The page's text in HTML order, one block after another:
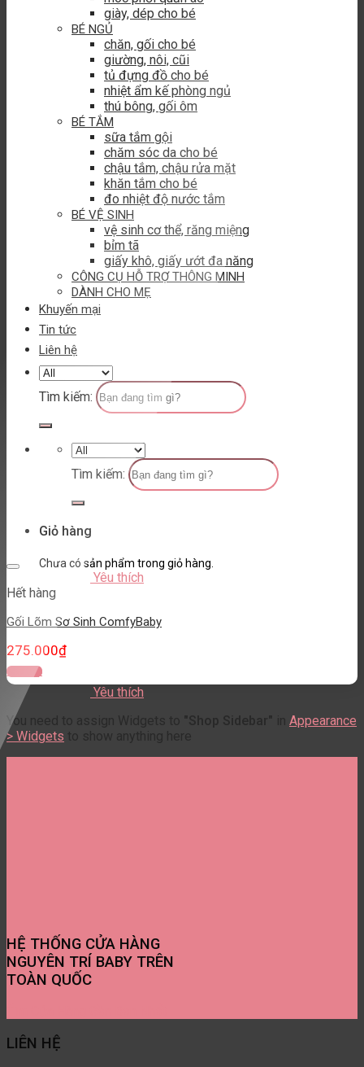
giày, dép cho bé
BÉ NGỦ
chăn, gối cho bé
giường, nôi, cũi
tủ đựng đồ cho bé
nhiệt ẩm kế phòng ngủ
thú bông, gối ôm
BÉ TẮM
sữa tắm gội
chăm sóc da cho bé
chậu tắm, chậu rửa mặt
khăn tắm cho bé
đo nhiệt độ nước tắm
BÉ VỆ SINH
vệ sinh cơ thể, răng miệng
bỉm tã
giấy khô, giấy ướt đa năng
CÔNG CỤ HỖ TRỢ THÔNG MINH
DÀNH CHO MẸ
Khuyến mại
Tin tức
Liên hệ
Tìm kiếm:
Tìm kiếm:
Giỏ hàng
Chưa có sản phẩm trong giỏ hàng.
Yêu thích
Hết hàng
Gối Lõm Sơ Sinh ComfyBaby
275.000₫
Đọc tiếp
Yêu thích
You need to assign Widgets to
"Shop Sidebar"
Appearance
> Widgets to show anything here
HỆ THỐNG CỬA HÀNG
NGUYÊN TRÍ BABY TRÊN
TOÀN QUỐC
LIÊN HỆ